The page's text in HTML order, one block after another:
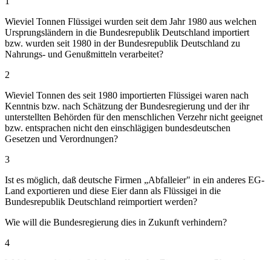
Wieviel Tonnen Flüssigei wurden seit dem Jahr 1980 aus welchen
Ursprungsländern in die Bundesrepublik Deutschland importiert
bzw. wurden seit 1980 in der Bundesrepublik Deutschland zu
Nahrungs- und Genußmitteln verarbeitet?
2
Wieviel Tonnen des seit 1980 importierten Flüssigei waren nach
Kenntnis bzw. nach Schätzung der Bundesregierung und der ihr
unterstellten Behörden für den menschlichen Verzehr nicht geeignet
bzw. entsprachen nicht den einschlägigen bundesdeutschen
Gesetzen und Verordnungen?
3
Ist es möglich, daß deutsche Firmen „Abfalleier" in ein anderes EG-
Land exportieren und diese Eier dann als Flüssigei in die
Bundesrepublik Deutschland reimportiert werden?
Wie will die Bundesregierung dies in Zukunft verhindern?
4